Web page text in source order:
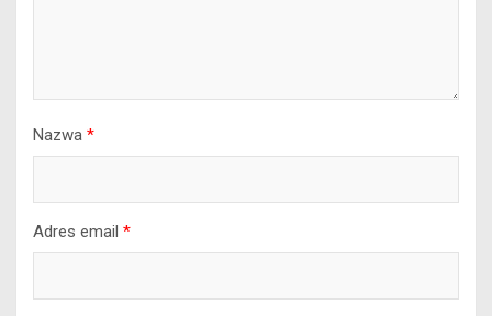
Nazwa *
Adres email *